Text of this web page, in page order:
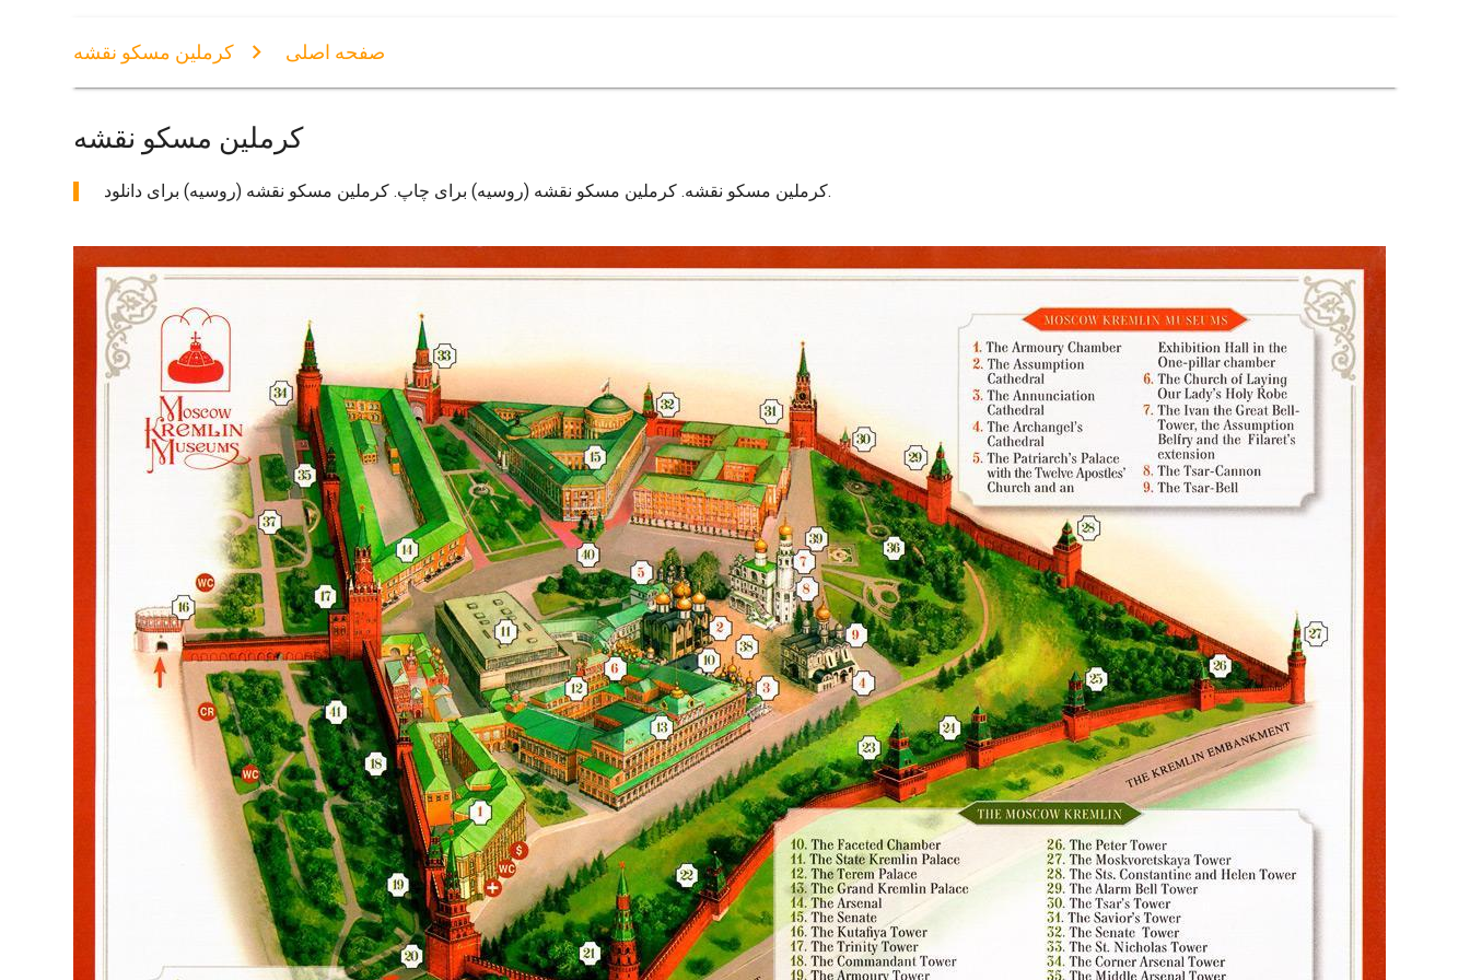
صفحه اصلی کرملین مسکو نقشه
کرملین مسکو نقشه
کرملین مسکو نقشه. کرملین مسکو نقشه (روسیه) برای چاپ. کرملین مسکو نقشه (روسیه) برای دانلود.